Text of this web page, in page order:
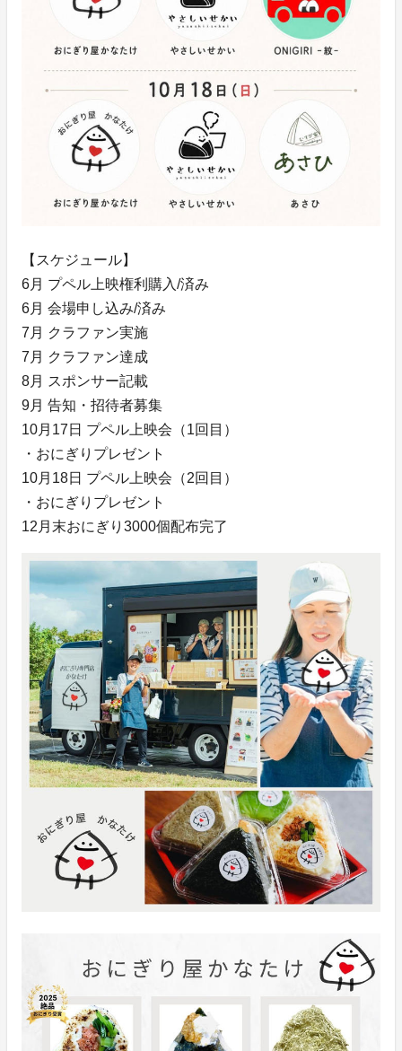
【スケジュール】
6月 プペル上映権利購入/済み
6月 会場申し込み/済み
7月 クラファン実施
7月 クラファン達成
8月 スポンサー記載
9月 告知・招待者募集
10月17日 プペル上映会（1回目）
・おにぎりプレゼント
10月18日 プペル上映会（2回目）
・おにぎりプレゼント
12月末おにぎり3000個配布完了